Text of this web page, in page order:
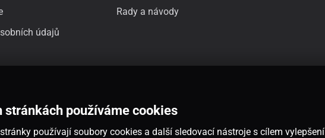
údajů
Rady a návody
stránkách používáme cookies
používají soubory cookies a další sledovací nástroje s cílem vylepšení